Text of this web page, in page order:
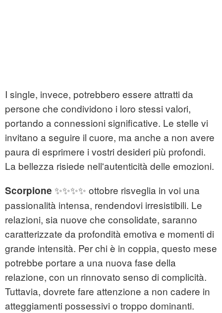
I single, invece, potrebbero essere attratti da
persone che condividono i loro stessi valori,
portando a connessioni significative. Le stelle vi
invitano a seguire il cuore, ma anche a non avere
paura di esprimere i vostri desideri più profondi.
La bellezza risiede nell'autenticità delle emozioni.
Scorpione ✨✨✨✨ ottobre risveglia in voi una
passionalità intensa, rendendovi irresistibili. Le
relazioni, sia nuove che consolidate, saranno
caratterizzate da profondità emotiva e momenti di
grande intensità. Per chi è in coppia, questo mese
potrebbe portare a una nuova fase della
relazione, con un rinnovato senso di complicità.
Tuttavia, dovrete fare attenzione a non cadere in
atteggiamenti possessivi o troppo dominanti.